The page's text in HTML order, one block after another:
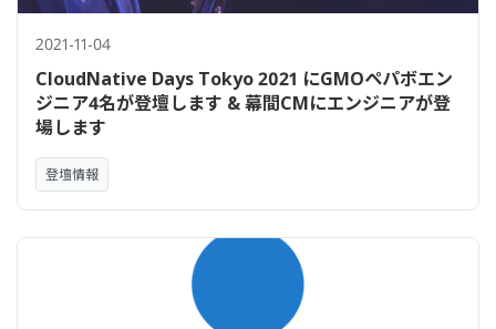
2021-11-04
CloudNative Days Tokyo 2021 にGMOペパボエン
ジニア4名が登壇します & 幕間CMにエンジニアが登
場します
登壇情報